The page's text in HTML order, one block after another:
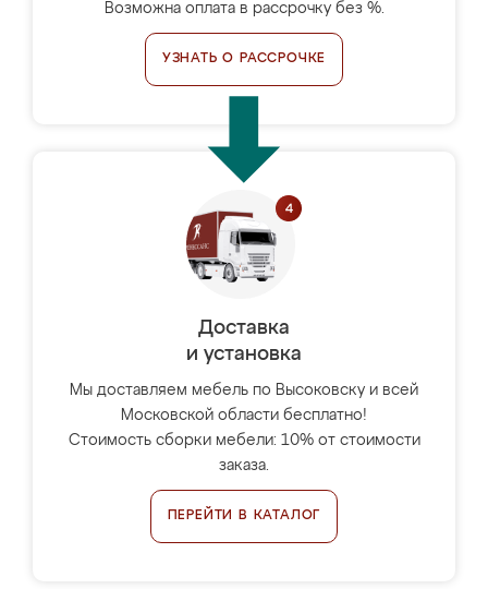
Возможна оплата в рассрочку без %.
УЗНАТЬ О РАССРОЧКЕ
Доставка
и установка
Мы доставляем мебель по Высоковску и всей
Московской области бесплатно!
Стоимость сборки мебели: 10% от стоимости
заказа.
ПЕРЕЙТИ В КАТАЛОГ